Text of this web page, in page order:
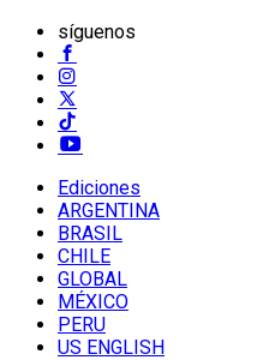
síguenos
Ediciones
ARGENTINA
BRASIL
CHILE
GLOBAL
MÉXICO
PERU
US ENGLISH